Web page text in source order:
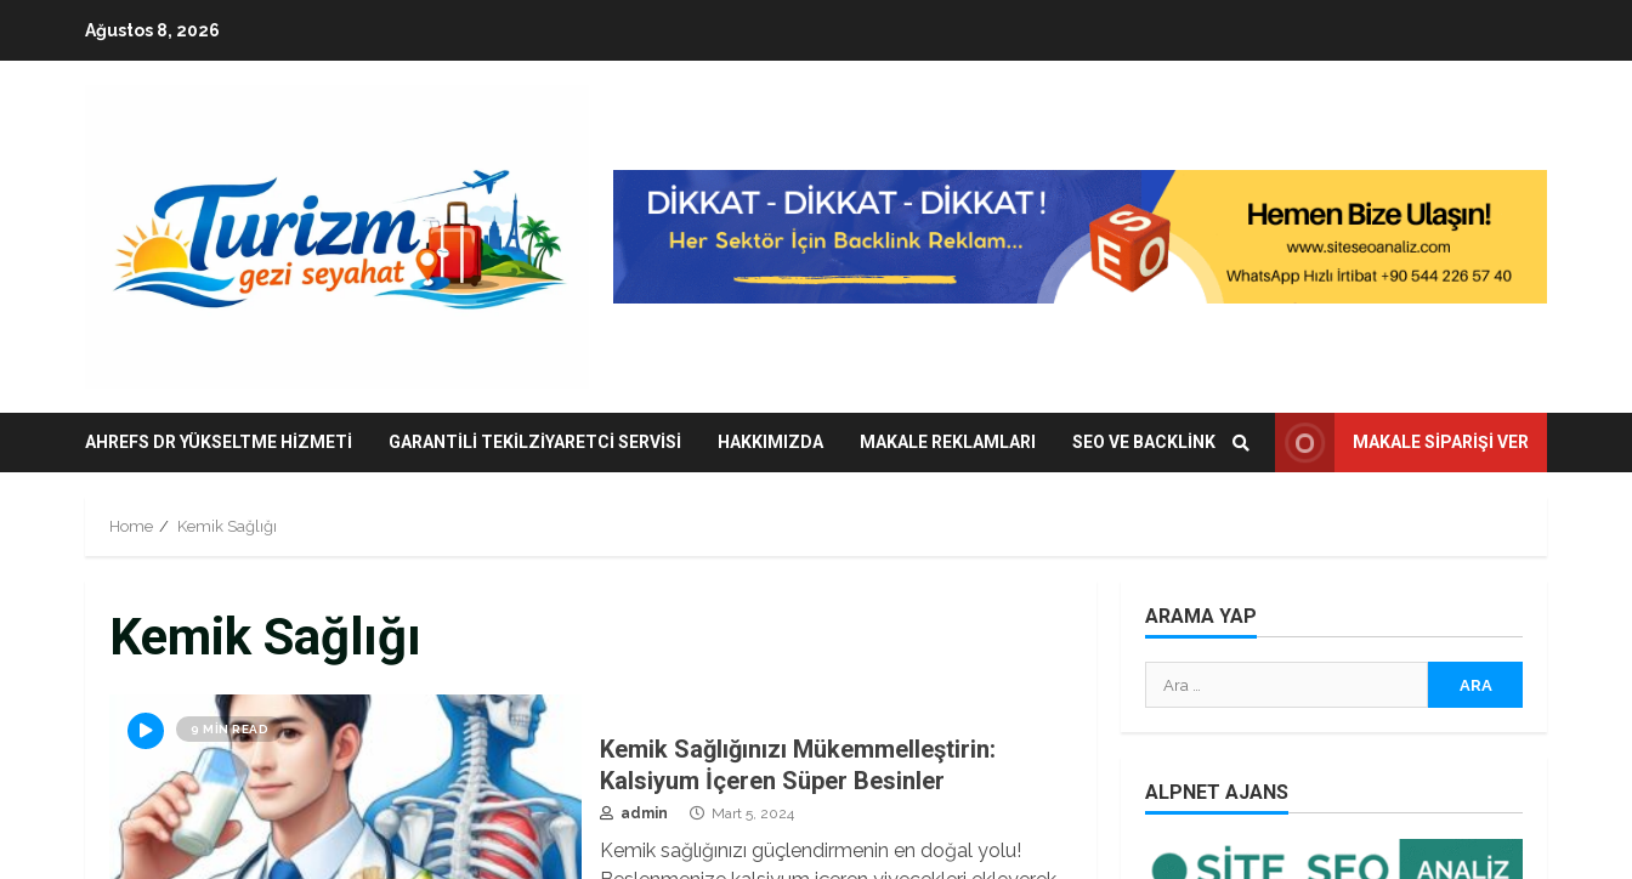
Ağustos 8, 2026
AHREFS DR YÜKSELTME HIZMETI GARANTILI TEKILZIYARETCI SERVISI HAKKIMIZDA MAKALE REKLAMLARI SEO VE BACKLINK MAKALE SIPARIŞI VER
Home Kemik Sağlığı
Kemik Sağlığı
9 MIN READ
Kemik Sağlığınızı Mükemmelleştirin:
Kalsiyum İçeren Süper Besinler
admin Mart 5, 2024
Kemik sağlığınızı güçlendirmenin en doğal yolu!
ARAMA YAP
Arama:
ALPNET AJANS